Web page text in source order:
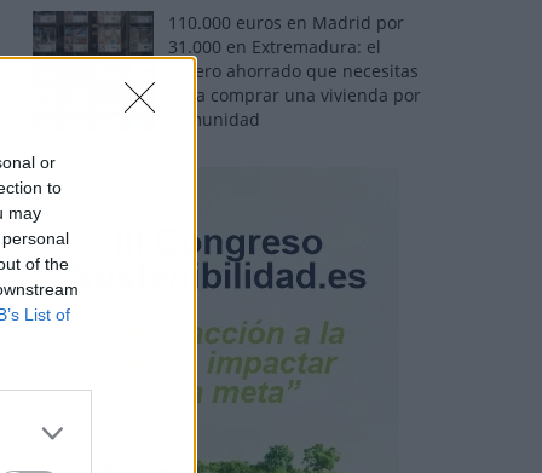
or
to
may
of the
List of
110.000 euros en Madrid por
31.000 en Extremadura: el
dinero ahorrado que necesitas
para comprar una vivienda por
comunidad